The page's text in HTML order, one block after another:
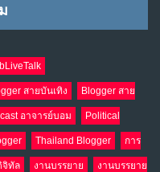
ไม่เห็น
สายบันเทิง Blogger สาย
อาจารย์บอม Political
Thailand Blogger การ
จิทัล งานบรรยาย งานบรรยาย